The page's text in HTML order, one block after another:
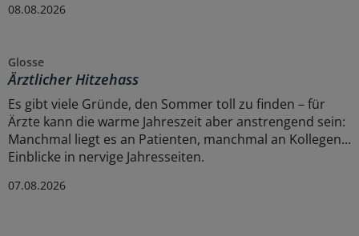
08.08.2026
Glosse
Ärztlicher Hitzehass
Es gibt viele Gründe, den Sommer toll zu finden – für
Ärzte kann die warme Jahreszeit aber anstrengend sein:
Manchmal liegt es an Patienten, manchmal an Kollegen...
Einblicke in nervige Jahresseiten.
07.08.2026